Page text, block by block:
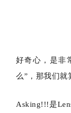
好奇心，是非
么”，那我们就
Asking!!!是